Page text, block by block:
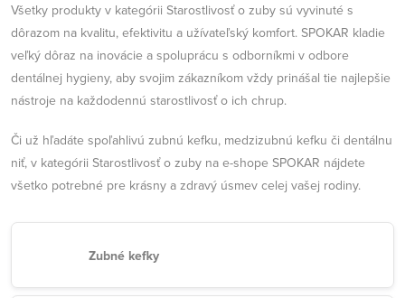
Všetky produkty v kategórii Starostlivosť o zuby sú vyvinuté s
dôrazom na kvalitu, efektivitu a užívateľský komfort. SPOKAR kladie
veľký dôraz na inovácie a spoluprácu s odborníkmi v odbore
dentálnej hygieny, aby svojim zákazníkom vždy prinášal tie najlepšie
nástroje na každodennú starostlivosť o ich chrup.
Či už hľadáte spoľahlivú zubnú kefku, medzizubnú kefku či dentálnu
niť, v kategórii Starostlivosť o zuby na e-shope SPOKAR nájdete
všetko potrebné pre krásny a zdravý úsmev celej vašej rodiny.
Zubné kefky